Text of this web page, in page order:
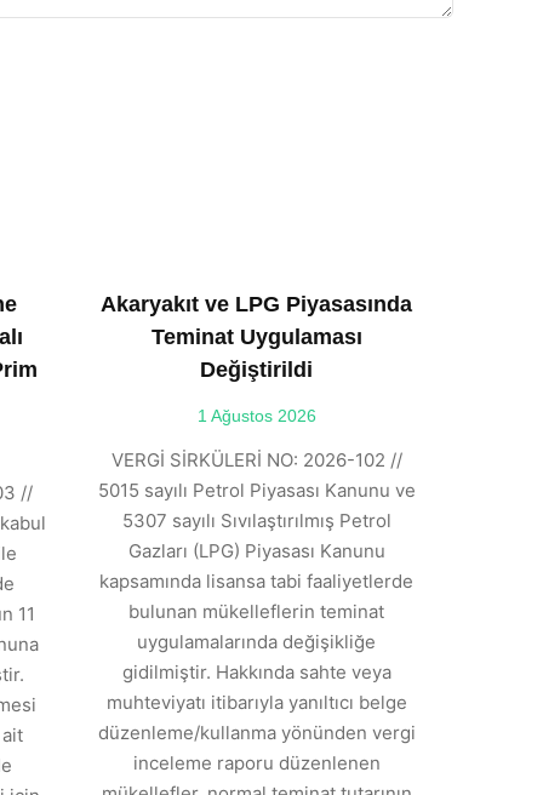
//
11
Akaryakıt ve LPG Piyasasında
Teminat Uygulaması
Değiştirildi
1 Ağustos 2026
VERGİ SİRKÜLERİ NO: 2026-102 //
5015 sayılı Petrol Piyasası Kanunu ve
5307 sayılı Sıvılaştırılmış Petrol
Gazları (LPG) Piyasası Kanunu
kapsamında lisansa tabi faaliyetlerde
bulunan mükelleflerin teminat
uygulamalarında değişikliğe
gidilmiştir. Hakkında sahte veya
muhteviyatı itibarıyla yanıltıcı belge
düzenleme/kullanma yönünden vergi
inceleme raporu düzenlenen